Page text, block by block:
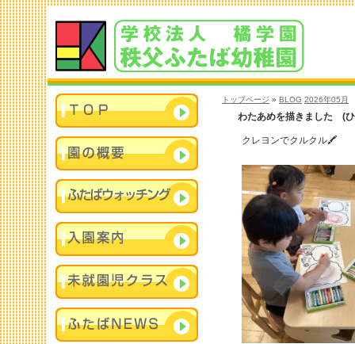
トップページ » BLOG 2026年05月
わたあめを描きました (
クレヨンでクルクル🖍️